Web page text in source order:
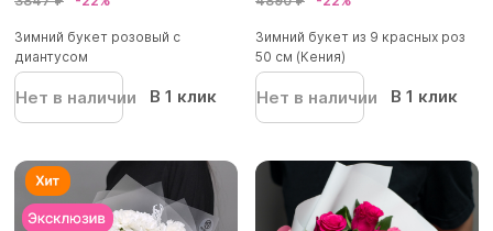
Зимний букет розовый с
диантусом
Нет в наличии В 1 клик
Зимний букет из 9 красных роз
50 см (Кения)
Нет в наличии В 1 клик